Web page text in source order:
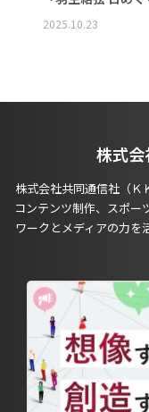
2025.10.23
株式会
株式会社共同通信社（Ｋ
コンテンツ制作、スポー
ワークとメディアの力を